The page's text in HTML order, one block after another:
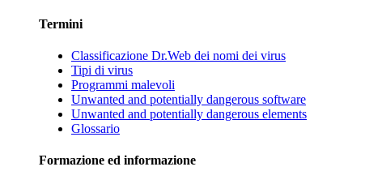
Termini
Classificazione Dr.Web dei nomi dei virus
Tipi di virus
Programmi malevoli
Unwanted and potentially dangerous software
Unwanted and potentially dangerous elements
Glossario
Formazione ed informazione